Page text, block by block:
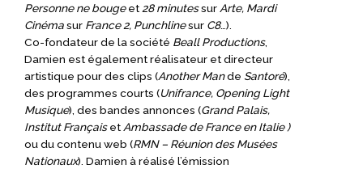
Personne ne bougeet28 minutessur Arte, Mardi
Cinémasur France 2, Punchlinesur C8…).
Co-fondateur de la société Beall Productions,
Damien est également réalisateur et directeur
artistique pour des clips (Another Mande Santoré),
des programmes courts (Unifrance, Opening Light
Musique), des bandes annonces (Grand Palais,
Institut Françaiset Ambassade de France en Italie )
ou du contenu web (RMN – Réunion des Musées
Nationaux). Damien à réalisé l’émission